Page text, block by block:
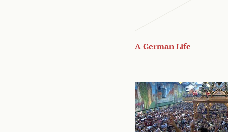
A German Life